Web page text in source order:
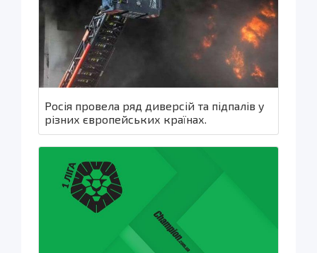
Росія провела ряд диверсій та підпалів у
різних європейських країнах.